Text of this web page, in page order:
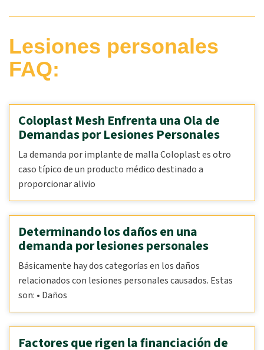
Lesiones personales
FAQ:
Coloplast Mesh Enfrenta una Ola de
Demandas por Lesiones Personales
La demanda por implante de malla Coloplast es otro
caso típico de un producto médico destinado a
proporcionar alivio
Determinando los daños en una
demanda por lesiones personales
Básicamente hay dos categorías en los daños
relacionados con lesiones personales causados. Estas
son: • Daños
Factores que rigen la financiación de